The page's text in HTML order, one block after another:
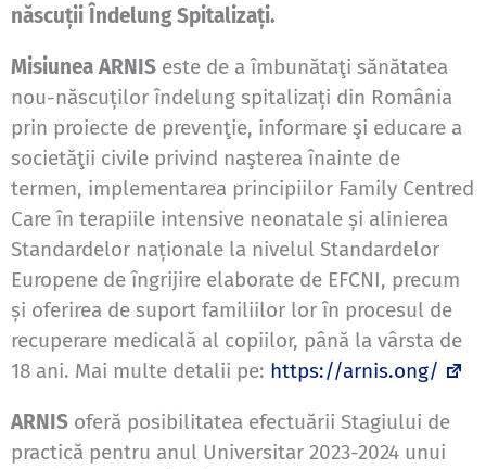
născuții Îndelung Spitalizați.
Misiunea ARNIS este de a îmbunătaţi sănătatea
nou-născuților îndelung spitalizați din România
prin proiecte de prevenţie, informare şi educare a
societăţii civile privind naşterea înainte de
termen, implementarea principiilor Family Centred
Care în terapiile intensive neonatale și alinierea
Standardelor naționale la nivelul Standardelor
Europene de îngrijire elaborate de EFCNI, precum
și oferirea de suport familiilor lor în procesul de
recuperare medicală al copiilor, până la vârsta de
18 ani. Mai multe detalii pe: https://arnis.ong/
ARNIS oferă posibilitatea efectuării Stagiului de
practică pentru anul Universitar 2023-2024 unui